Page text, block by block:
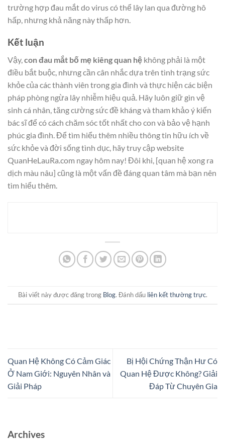
trường hợp đau mắt do virus có thể lây lan qua đường hô
hấp, nhưng khả năng này thấp hơn.
Kết luận
Vậy,con đau mắt bố mẹ kiêng quan hệ không phải là một
điều bắt buộc, nhưng cần cân nhắc dựa trên tình trạng sức
khỏe của các thành viên trong gia đình và thực hiện các biện
pháp phòng ngừa lây nhiễm hiệu quả. Hãy luôn giữ gìn vệ
sinh cá nhân, tăng cường sức đề kháng và tham khảo ý kiến
bác sĩ để có cách chăm sóc tốt nhất cho con và bảo vệ hạnh
phúc gia đình. Để tìm hiểu thêm nhiều thông tin hữu ích về
sức khỏe và đời sống tình dục, hãy truy cập website
QuanHeLauRa.com ngay hôm nay! Đôi khi, [quan hệ xong ra
dịch màu nâu] cũng là một vấn đề đáng quan tâm mà bạn nên
tìm hiểu thêm.
Bài viết này được đăng trong Blog. Đánh dấu liên kết thường trực.
Quan Hệ Không Có Cảm Giác
Ở Nam Giới: Nguyên Nhân và
Giải Pháp
Bị Hội Chứng Thận Hư Có
Quan Hệ Được Không? Giải
Đáp Từ Chuyên Gia
Archives